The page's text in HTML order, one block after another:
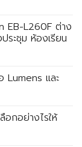
EB-L260F ต่าง
ระชุม ห้องเรียน
Lumens และ
อกอย่างไรให้